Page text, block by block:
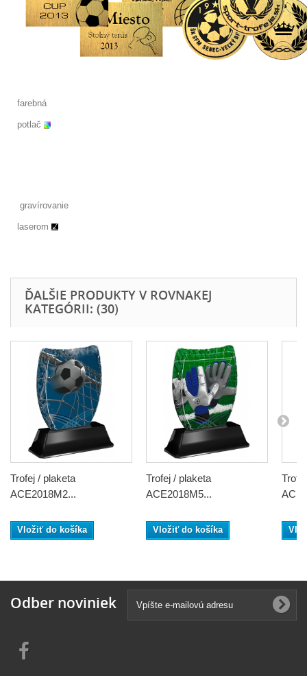
farebná
potlač
gravírovanie
laserom
ĎALŠIE PRODUKTY V ROVNAKEJ
KATEGÓRII: (30)
Trofej / plaketa
ACE2018M2...
Vložiť do košíka
Trofej / plaketa
ACE2018M5...
Vložiť do košíka
Odber noviniek